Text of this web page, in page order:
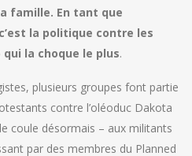
famille. En tant que
la politique contre les
la choque le plus.
plusieurs groupes font partie
contre l’oléoduc Dakota
coule désormais – aux militants
par des membres du Planned